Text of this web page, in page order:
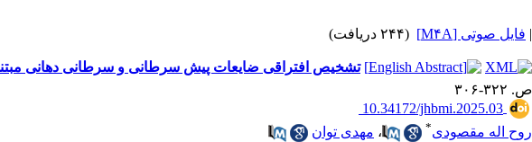
| فایل صوتی [M۴A] (۲۴۴ دریافت)
تشخیص افتراقی ضایعات پیش سرطانی و سرطانی دهانی
ص. ۳۲۲-۳۰۶
‎ 10.34172/jhbmi.2025.03
روح اله مقصودی* ، مهدی توان